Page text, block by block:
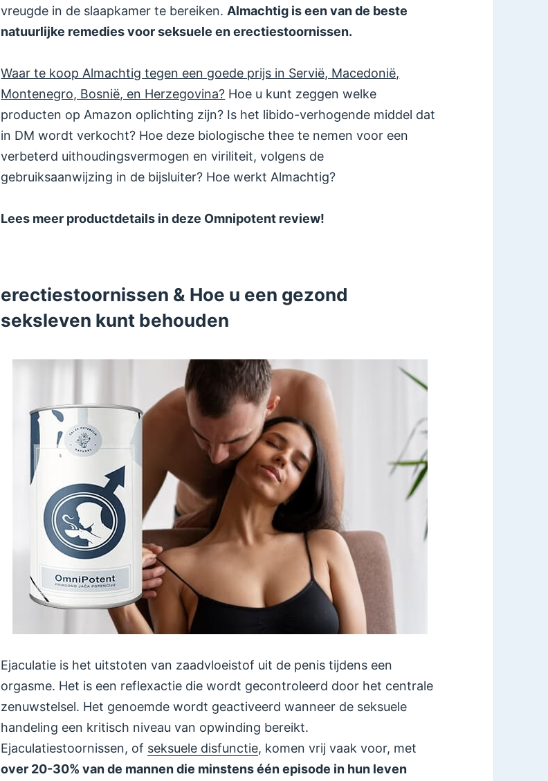
vreugde in de slaapkamer te bereiken. Almachtig is een van de beste
natuurlijke remedies voor seksuele en erectiestoornissen.
Waar te koop Almachtig tegen een goede prijs in Servië, Macedonië,
Montenegro, Bosnië, en Herzegovina? Hoe u kunt zeggen welke
producten op Amazon oplichting zijn? Is het libido-verhogende middel dat
in DM wordt verkocht? Hoe deze biologische thee te nemen voor een
verbeterd uithoudingsvermogen en viriliteit, volgens de
gebruiksaanwijzing in de bijsluiter? Hoe werkt Almachtig?
Lees meer productdetails in deze Omnipotent review!
erectiestoornissen & Hoe u een gezond
seksleven kunt behouden
Ejaculatie is het uitstoten van zaadvloeistof uit de penis tijdens een
orgasme. Het is een reflexactie die wordt gecontroleerd door het centrale
zenuwstelsel. Het genoemde wordt geactiveerd wanneer de seksuele
handeling een kritisch niveau van opwinding bereikt.
Ejaculatiestoornissen, of seksuele disfunctie, komen vrij vaak voor, met
over 20-30% van de mannen die minstens één episode in hun leven